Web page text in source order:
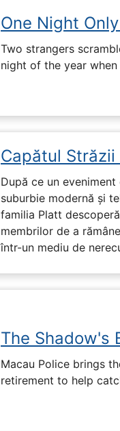
One Night
Two strangers
night of the year
Capătul
După ce un
suburbie modernă și
familia Platt
membrilor de a
într-un mediu de
The Shadow's
Macau Police brings
retirement to help